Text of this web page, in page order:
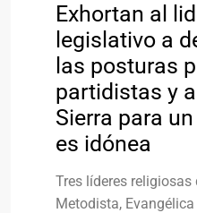
Exhortan al
legislativo a
las posturas
partidistas y
Sierra para
es idónea
Tres líderes religiosas
Metodista,